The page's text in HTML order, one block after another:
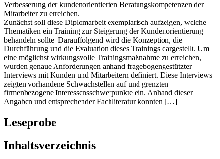
Verbesserung der kundenorientierten Beratungskompetenzen der
Mitarbeiter zu erreichen.
Zunächst soll diese Diplomarbeit exemplarisch aufzeigen, welche
Thematiken ein Training zur Steigerung der Kundenorientierung
behandeln sollte. Darauffolgend wird die Konzeption, die
Durchführung und die Evaluation dieses Trainings dargestellt. Um
eine möglichst wirkungsvolle Trainingsmaßnahme zu erreichen,
wurden genaue Anforderungen anhand fragebogengestützter
Interviews mit Kunden und Mitarbeitern definiert. Diese Interviews
zeigten vorhandene Schwachstellen auf und grenzten
firmenbezogene Interessensschwerpunkte ein. Anhand dieser
Angaben und entsprechender Fachliteratur konnten […]
Leseprobe
Inhaltsverzeichnis